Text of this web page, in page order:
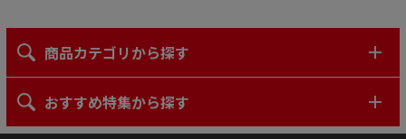
商品カテゴリから探す
おすすめ特集から探す